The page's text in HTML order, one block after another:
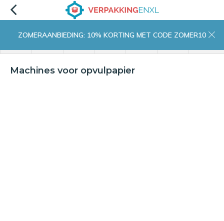
ZOMERAANBIEDING: 10% KORTING MET CODE ZOMER10
Machines voor opvulpapier